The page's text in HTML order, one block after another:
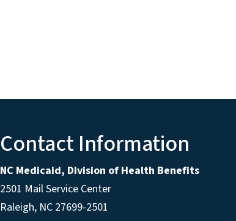
Contact Information
NC Medicaid, Division of Health Benefits
2501 Mail Service Center
Raleigh, NC 27699-2501